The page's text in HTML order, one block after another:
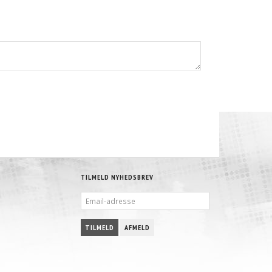
TILMELD NYHEDSBREV
ADRESSE
TILMELD AFMELD